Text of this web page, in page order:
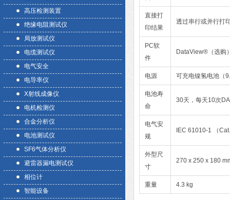
高压检测装置
绝缘电阻测试仪
局放测试仪
电缆测试仪
电气安全
电导率仪
X射线成像仪
电机检测仪
合金分析仪
电池测试仪
SF6气体分析仪
避雷器漏电测试仪
相位计
智能设备
直接打
印结果
透过串行或并行打
PC软
件
DataView®（选购
电源 可充电镍氢电池（
电池寿
命
30天，每天10次
电气安
规
IEC 61010-1 （
外型尺
寸
270 x 250 x 180
重量 4.3 kg